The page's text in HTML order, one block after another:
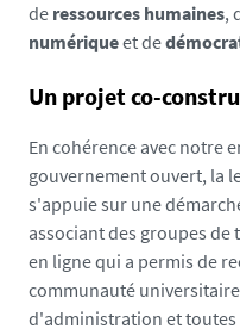
de ressources humaines,
numériqueet de
Un projet co-
En cohérence avec notre
gouvernement ouvert, la
s'appuie sur une
associant des groupes
en ligne qui a permis de
communauté
d'administration et toutes